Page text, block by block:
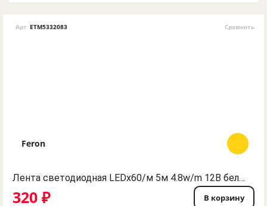
Арт ETM5332083 Сравнить
Feron
Лента светодиодная LEDx60/м 5м 4.8w/m 12В белый
320 ₽ В корзину